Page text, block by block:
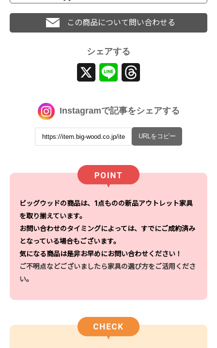
この商品について問い合わせる
シェアする
Line
Instagramで記事をシェアする
URLをコピー
ビッグウッドの商品は、1点ものの新品アウトレット家具
を取り揃えています。
お問い合わせのタイミングによっては、すでにご成約済み
となっている場合もございます。
気になる商品は是非お早めにお問い合わせください！
ご不明点などございましたら家具の選び方をご活用くださ
い。